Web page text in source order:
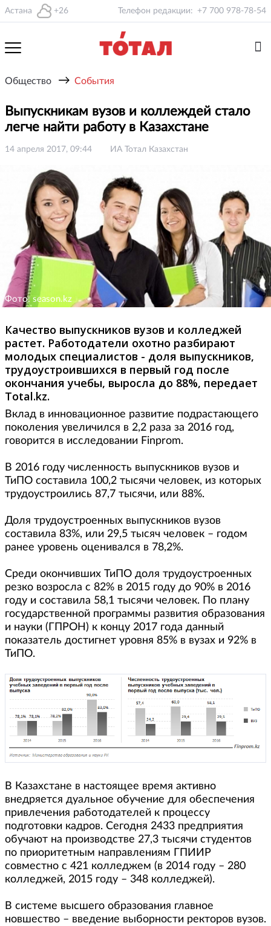
Астана +26 Телефон редакции: +7 700 978-78-54
Общество → События
Выпускникам вузов и коллеждей стало
легче найти работу в Казахстане
14 апреля 2017, 09:44 ИА Тотал Казахстан
Фото: season.kz
Качество выпускников вузов и колледжей
растет. Работодатели охотно разбирают
молодых специалистов - доля выпускников,
трудоустроившихся в первый год после
окончания учебы, выросла до 88%, передает
Total.kz.
Вклад в инновационное развитие подрастающего
поколения увеличился в 2,2 раза за 2016 год,
говорится в исследовании Finprom.
В 2016 году численность выпускников вузов и
ТиПО составила 100,2 тысячи человек, из которых
трудоустроились 87,7 тысячи, или 88%.
Доля трудоустроенных выпускников вузов
составила 83%, или 29,5 тысяч человек – годом
ранее уровень оценивался в 78,2%.
Среди окончивших ТиПО доля трудоустроенных
резко возросла с 82% в 2015 году до 90% в 2016
году и составила 58,1 тысячи человек. По плану
государственной программы развития образования
и науки (ГПРОН) к концу 2017 года данный
показатель достигнет уровня 85% в вузах и 92% в
ТиПО.
В Казахстане в настоящее время активно
внедряется дуальное обучение для обеспечения
привлечения работодателей к процессу
подготовки кадров. Сегодня 2433 предприятия
обучают на производстве 27,3 тысячи студентов
по приоритетным направлениям ГПИИР
совместно с 421 колледжем (в 2014 году – 280
колледжей, 2015 году – 348 колледжей).
В системе высшего образования главное
новшество – введение выборности ректоров вузов.